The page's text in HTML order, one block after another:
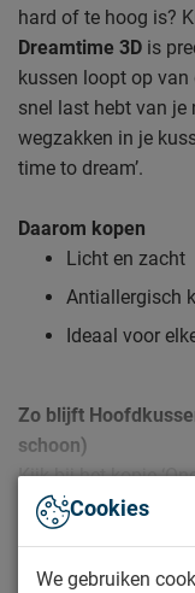
hard of te hoog is?
Dreamtime 3D is
kussen loopt op van
snel last hebt van je
wegzakken in je
time to dream’.
Daarom kopen
Licht en zacht
Antiallergisch
Ideaal voor
Zo blijft
schoon)
Kijk bij het kopje
Lees meer
Specificaties
Cookies
We gebruiken